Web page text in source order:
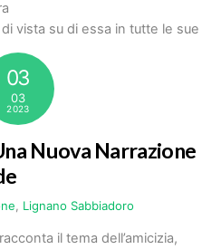
vista su di essa in tutte le sue
03
03
2023
Nuova Narrazione
, Lignano Sabbiadoro
il tema dell’amicizia,